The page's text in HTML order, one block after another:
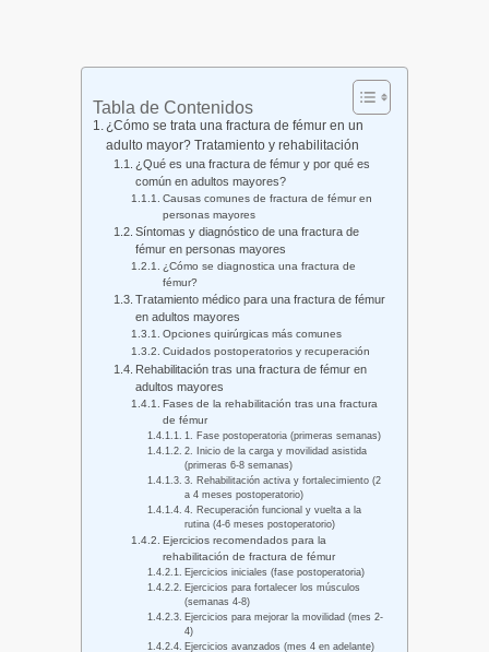
Tabla de Contenidos
¿Cómo se trata una fractura de fémur en un
adulto mayor? Tratamiento y rehabilitación
¿Qué es una fractura de fémur y por qué es
común en adultos mayores?
Causas comunes de fractura de fémur en
personas mayores
Síntomas y diagnóstico de una fractura de
fémur en personas mayores
¿Cómo se diagnostica una fractura de
fémur?
Tratamiento médico para una fractura de fémur
en adultos mayores
Opciones quirúrgicas más comunes
Cuidados postoperatorios y recuperación
Rehabilitación tras una fractura de fémur en
adultos mayores
Fases de la rehabilitación tras una fractura
de fémur
1. Fase postoperatoria (primeras semanas)
2. Inicio de la carga y movilidad asistida
(primeras 6-8 semanas)
3. Rehabilitación activa y fortalecimiento (2
a 4 meses postoperatorio)
4. Recuperación funcional y vuelta a la
rutina (4-6 meses postoperatorio)
Ejercicios recomendados para la
rehabilitación de fractura de fémur
Ejercicios iniciales (fase postoperatoria)
Ejercicios para fortalecer los músculos
(semanas 4-8)
Ejercicios para mejorar la movilidad (mes 2-
4)
Ejercicios avanzados (mes 4 en adelante)